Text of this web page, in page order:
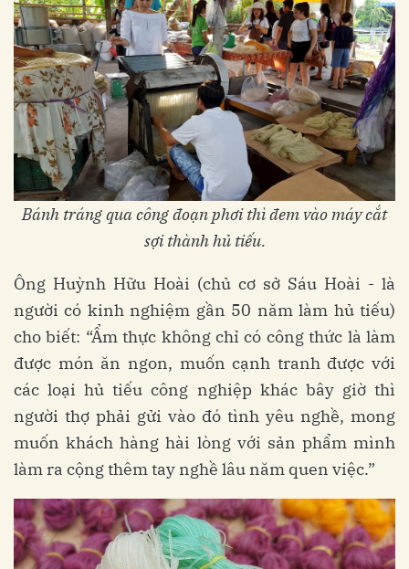
Bánh tráng qua công đoạn phơi thì đem vào máy cắt
sợi thành hủ tiếu.
Ông Huỳnh Hữu Hoài (chủ cơ sở Sáu Hoài - là
người có kinh nghiệm gần 50 năm làm hủ tiếu)
cho biết: “Ẩm thực không chỉ có công thức là làm
được món ăn ngon, muốn cạnh tranh được với
các loại hủ tiếu công nghiệp khác bây giờ thì
người thợ phải gửi vào đó tình yêu nghề, mong
muốn khách hàng hài lòng với sản phẩm mình
làm ra cộng thêm tay nghề lâu năm quen việc.”